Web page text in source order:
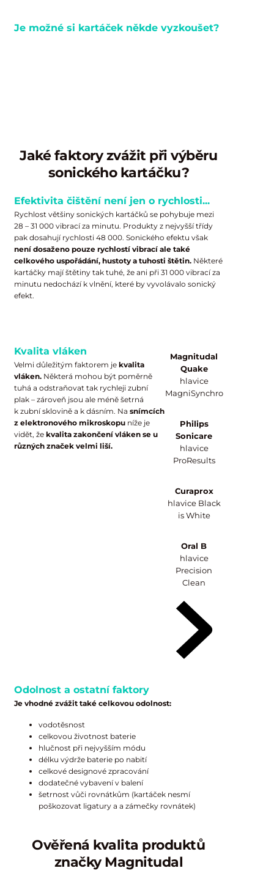
Je možné si kartáček někde vyzkoušet?
Jaké faktory zvážit při výběru
sonického kartáčku?
Efektivita čištění není jen o rychlosti...
Rychlost většiny sonických kartáčků se pohybuje mezi
28 – 31 000 vibrací za minutu. Produkty z nejvyšší třídy
pak dosahují rychlosti 48 000. Sonického efektu však
není dosaženo pouze rychlostí vibrací ale také
celkového uspořádání, hustoty a tuhosti štětin. Některé
kartáčky mají štětiny tak tuhé, že ani při 31 000 vibrací za
minutu nedochází k vlnění, které by vyvolávalo sonický
efekt.
Kvalita vláken
Velmi důležitým faktorem je kvalita
vláken. Některá mohou být poměrně
tuhá a odstraňovat tak rychleji zubní
plak – zároveň jsou ale méně šetrná
k zubní sklovině a k dásním. Na snímcích
z elektronového mikroskopu níže je
vidět, že kvalita zakončení vláken se u
různých značek velmi liší.
Magnitudal
Quake
hlavice
MagniSynchro
Philips
Sonicare
hlavice
ProResults
Curaprox
hlavice Black
is White
Oral B
hlavice
Precision
Clean
Odolnost a ostatní faktory
Je vhodné zvážit také celkovou odolnost:
vodotěsnost
celkovou životnost baterie
hlučnost při nejvyšším módu
délku výdrže baterie po nabití
celkové designové zpracování
dodatečné vybavení v balení
šetrnost vůči rovnátkům (kartáček nesmí
poškozovat ligatury a a zámečky rovnátek)
Ověřená kvalita produktů
značky Magnitudal